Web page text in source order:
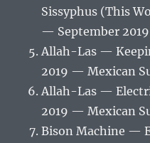
Sissyphus (This
— September
Allah-Las —
2019 — Mexican
Allah-Las —
2019 — Mexican
Bison Machine —